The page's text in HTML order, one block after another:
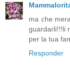
ma che
guardarli!!!li
per la tua
Responder